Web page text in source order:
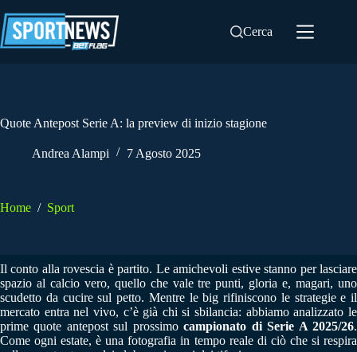
al
contenuto
Cerca
Quote Antepost Serie A: la preview di inizio stagione
Andrea Alampi 7 Agosto 2025
Home / Sport
Il conto alla rovescia è partito. Le amichevoli estive stanno per lasciare
spazio al calcio vero, quello che vale tre punti, gloria e, magari, uno
scudetto da cucire sul petto. Mentre le big rifiniscono le strategie e il
mercato entra nel vivo, c’è già chi si sbilancia: abbiamo analizzato le
prime quote antepost sul prossimocampionato di Serie A 2025/26.
Come ogni estate, è una fotografia in tempo reale di ciò che si respira